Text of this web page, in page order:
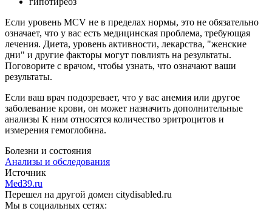
Если уровень MCV не в пределах нормы, это не обязательно
означает, что у вас есть медицинская проблема, требующая
лечения. Диета, уровень активности, лекарства, "женские
дни" и другие факторы могут повлиять на результаты.
Поговорите с врачом, чтобы узнать, что означают ваши
результаты.
Если ваш врач подозревает, что у вас анемия или другое
заболевание крови, он может назначить дополнительные
анализы К ним относятся количество эритроцитов и
измерения гемоглобина.
Болезни и состояния
Анализы и обследования
Источник
Med39.ru
Перешел на другой домен citydisabled.ru
Мы в социальных сетях: